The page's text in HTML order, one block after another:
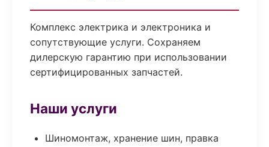
Комплекс электрика и электроника и
сопутствующие услуги. Сохраняем
дилерскую гарантию при использовании
сертифицированных запчастей.
Наши услуги
Шиномонтаж, хранение шин, правка